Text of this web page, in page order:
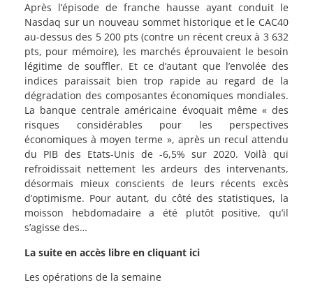
Après l’épisode de franche hausse ayant conduit le
Nasdaq sur un nouveau sommet historique et le CAC40
au-dessus des 5 200 pts (contre un récent creux à 3 632
pts, pour mémoire), les marchés éprouvaient le besoin
légitime de souffler. Et ce d’autant que l’envolée des
indices paraissait bien trop rapide au regard de la
dégradation des composantes économiques mondiales.
La banque centrale américaine évoquait même « des
risques considérables pour les perspectives
économiques à moyen terme », après un recul attendu
du PIB des Etats-Unis de -6,5% sur 2020. Voilà qui
refroidissait nettement les ardeurs des intervenants,
désormais mieux conscients de leurs récents excès
d’optimisme. Pour autant, du côté des statistiques, la
moisson hebdomadaire a été plutôt positive, qu’il
s’agisse des…
La suite en accès libre en cliquant ici
Les opérations de la semaine